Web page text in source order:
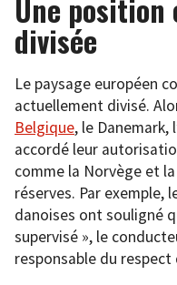
Une position
divisée
Le paysage européen
actuellement divisé.
Belgique, le
accordé leur
comme la Norvège et
réserves. Par
danoises ont souligné
supervisé », le
responsable du